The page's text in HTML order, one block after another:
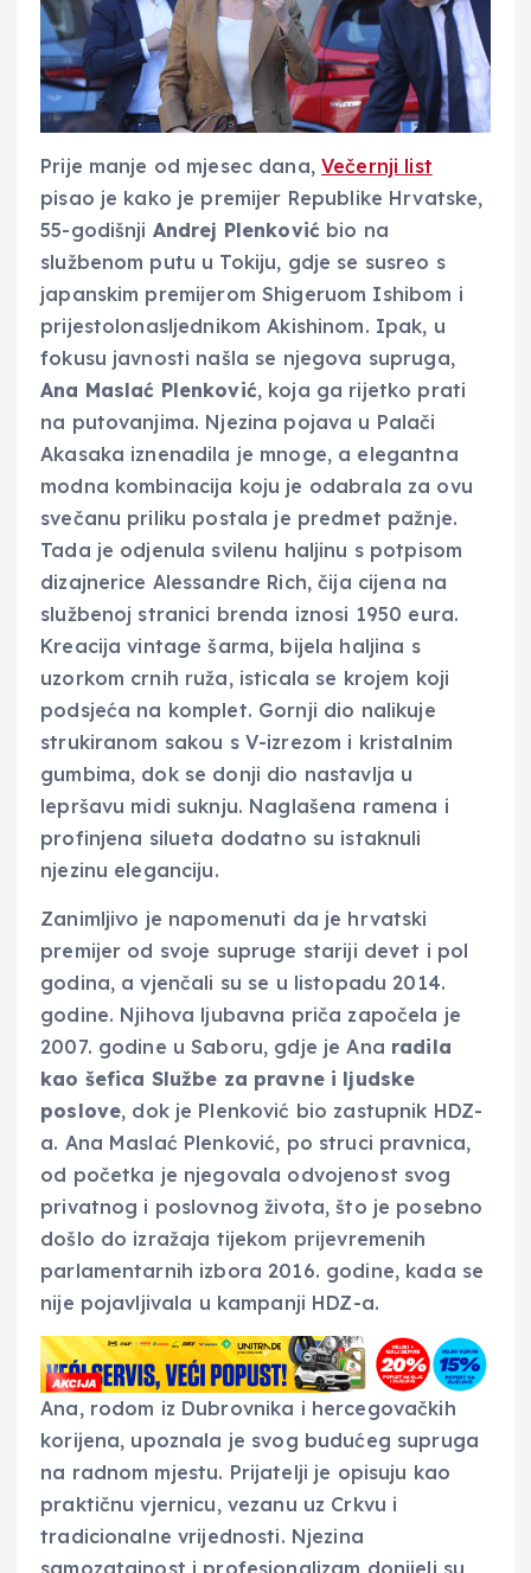
Prije manje od mjesec dana,Večernji list
pisao je kako je premijer Republike Hrvatske,
55-godišnji Andrej Plenković bio na
službenom putu u Tokiju, gdje se susreo s
japanskim premijerom Shigeruom Ishibom i
prijestolonasljednikom Akishinom. Ipak, u
fokusu javnosti našla se njegova supruga,
Ana Maslać Plenković, koja ga rijetko prati
na putovanjima. Njezina pojava u Palači
Akasaka iznenadila je mnoge, a elegantna
modna kombinacija koju je odabrala za ovu
svečanu priliku postala je predmet pažnje.
Tada je odjenula svilenu haljinu s potpisom
dizajnerice Alessandre Rich, čija cijena na
službenoj stranici brenda iznosi 1950 eura.
Kreacija vintage šarma, bijela haljina s
uzorkom crnih ruža, isticala se krojem koji
podsjeća na komplet. Gornji dio nalikuje
strukiranom sakou s V-izrezom i kristalnim
gumbima, dok se donji dio nastavlja u
lepršavu midi suknju. Naglašena ramena i
profinjena silueta dodatno su istaknuli
njezinu eleganciju.
Zanimljivo je napomenuti da je hrvatski
premijer od svoje supruge stariji devet i pol
godina, a vjenčali su se u listopadu 2014.
godine. Njihova ljubavna priča započela je
2007. godine u Saboru, gdje je Ana radila
kao šefica Službe za pravne i ljudske
poslove, dok je Plenković bio zastupnik HDZ-
a. Ana Maslać Plenković, po struci pravnica,
od početka je njegovala odvojenost svog
privatnog i poslovnog života, što je posebno
došlo do izražaja tijekom prijevremenih
parlamentarnih izbora 2016. godine, kada se
nije pojavljivala u kampanji HDZ-a.
Ana, rodom iz Dubrovnika i hercegovačkih
korijena, upoznala je svog budućeg supruga
na radnom mjestu. Prijatelji je opisuju kao
praktičnu vjernicu, vezanu uz Crkvu i
tradicionalne vrijednosti. Njezina
samozatajnost i profesionalizam donijeli su